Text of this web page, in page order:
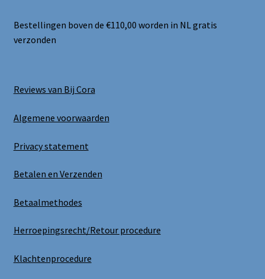
Bestellingen boven de €110,00 worden in NL gratis
verzonden
Reviews van Bij Cora
Algemene voorwaarden
Privacy statement
Betalen en Verzenden
Betaalmethodes
Herroepingsrecht/Retour procedure
Klachtenprocedure